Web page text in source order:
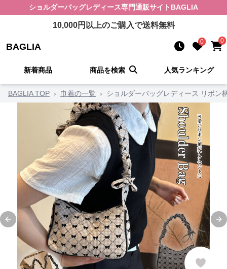
ショルダーバッグレディース専門通販サイト BAGLIA
10,000円以上のご購入で送料無料
BAGLIA 0 0
新着商品 商品を検索 人気ランキング
BAGLIA TOP › 巾着の一覧 › ショルダーバッグレディース リボン
Previous slide